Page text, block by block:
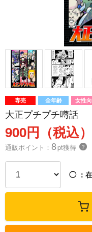
専売 全年齢 女性
大正プチプチ噂話
900円（税込）
通販ポイント： 8pt獲得 ？
◯ ：